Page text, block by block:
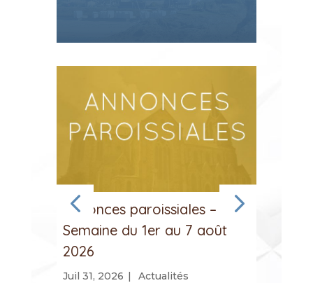
Annonces paroissiales –
Semaine du 1er au 7 août
2026
Juil 31, 2026 | Actualités